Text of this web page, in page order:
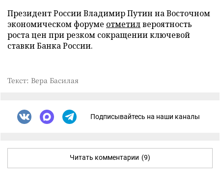
Президент России Владимир Путин на Восточном
экономическом форуме отметилвероятность
роста цен при резком сокращении ключевой
ставки Банка России.
Текст: Вера Басилая
Подписывайтесь на наши каналы
Читать комментарии (9)